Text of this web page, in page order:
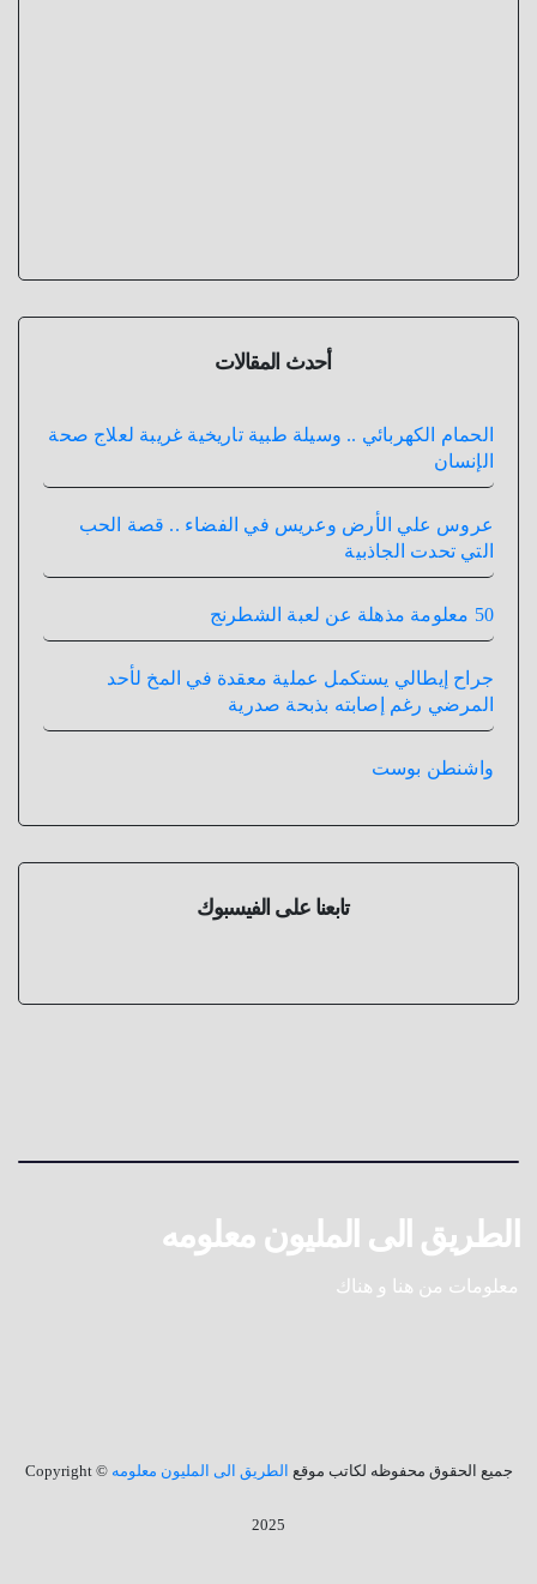
أحدث المقالات
الحمام الكهربائي .. وسيلة طبية تاريخية غريبة لعلاج صحة
الإنسان
عروس علي الأرض وعريس في الفضاء .. قصة الحب
التي تحدت الجاذبية
50 معلومة مذهلة عن لعبة الشطرنج
جراح إيطالي يستكمل عملية معقدة في المخ لأحد
المرضي رغم إصابته بذبحة صدرية
واشنطن بوست
تابعنا على الفيسبوك
الطريق الى المليون معلومه
معلومات من هنا و هناك
جميع الحقوق محفوظه لكاتب موقع الطريق الى المليون معلومه © Copyright
2025